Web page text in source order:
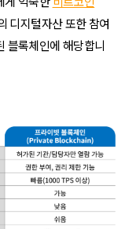
디지털자산 또한 참여
블록체인에 해당합니